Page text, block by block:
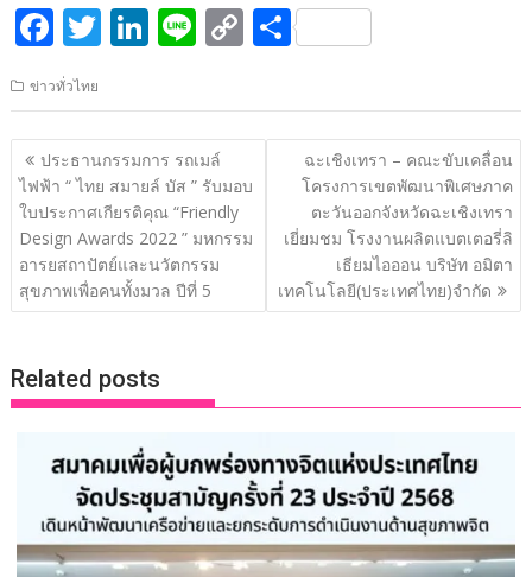
F
ac
e
b
o
o
k
T
itt
er
Li
k
e
dI
n
Li
e
C
p
y
Li
k
S
ar
e
ข่าวทั่วไทย
แนะแนว
เรื่อง
ประธานกรรมการ รถเมล์
ไฟฟ้า “ ไทย สมายล์ บัส ” รับมอบ
ใบประกาศเกียรติคุณ “Friendly
Design Awards 2022 ” มหกรรม
อารยสถาปัตย์และนวัตกรรม
สุขภาพเพื่อคนทั้งมวล ปีที่ 5
ฉะเชิงเทรา – คณะขับเคลื่อน
โครงการเขตพัฒนาพิเศษภาค
ตะวันออกจังหวัดฉะเชิงเทรา
เยี่ยมชม โรงงานผลิตแบตเตอรี่ลิ
เธียมไอออน บริษัท อมิตา
เทคโนโลยี(ประเทศไทย)จำกัด
Related posts